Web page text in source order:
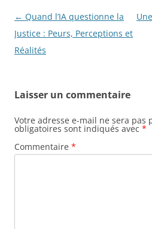
Navigation
des
articles
← Quand l’IA questionne la
Justice : Peurs, Perceptions et
Réalités
Laisser un commentaire
Votre adresse e-mail ne sera pas
obligatoires sont indiqués avec *
Commentaire *